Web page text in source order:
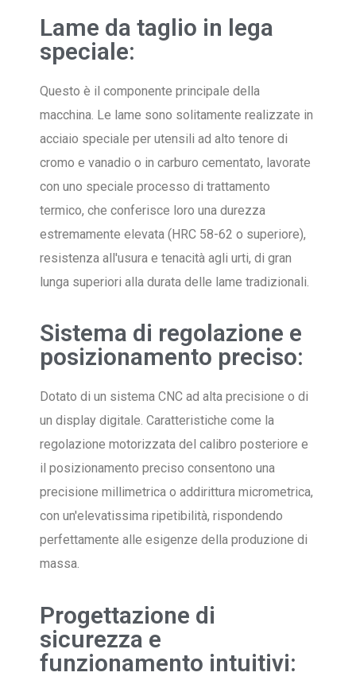
Lame da taglio in lega
speciale:
Questo è il componente principale della
macchina. Le lame sono solitamente realizzate in
acciaio speciale per utensili ad alto tenore di
cromo e vanadio o in carburo cementato, lavorate
con uno speciale processo di trattamento
termico, che conferisce loro una durezza
estremamente elevata (HRC 58-62 o superiore),
resistenza all'usura e tenacità agli urti, di gran
lunga superiori alla durata delle lame tradizionali.
Sistema di regolazione e
posizionamento preciso:
Dotato di un sistema CNC ad alta precisione o di
un display digitale. Caratteristiche come la
regolazione motorizzata del calibro posteriore e
il posizionamento preciso consentono una
precisione millimetrica o addirittura micrometrica,
con un'elevatissima ripetibilità, rispondendo
perfettamente alle esigenze della produzione di
massa.
Progettazione di
sicurezza e
funzionamento intuitivi: